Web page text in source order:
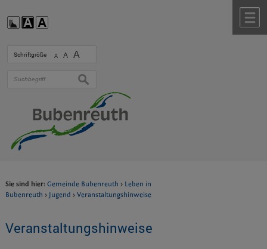
Schriftgröße A A A
suchen
Sie sind hier: Gemeinde Bubenreuth > Leben in
Bubenreuth > Jugend > Veranstaltungshinweise
Veranstaltungshinweise